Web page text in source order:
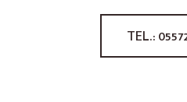
TEL.: